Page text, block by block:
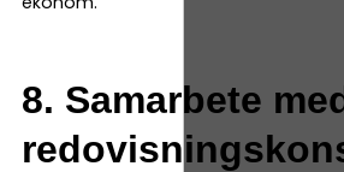
8. Samarbete